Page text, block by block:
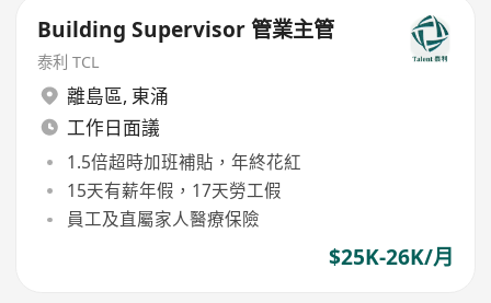
Building Supervisor 管業主管
泰利 TCL
離島區, 東涌
工作日面議
1.5倍超時加班補貼，年終花紅
15天有薪年假，17天勞工假
員工及直屬家人醫療保險
$25K-26K/月